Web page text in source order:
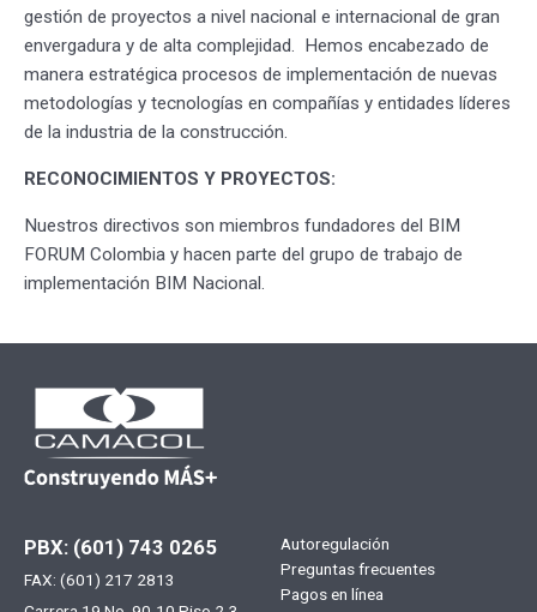
gestión de proyectos a nivel nacional e internacional de gran
envergadura y de alta complejidad. Hemos encabezado de
manera estratégica procesos de implementación de nuevas
metodologías y tecnologías en compañías y entidades líderes
de la industria de la construcción.
RECONOCIMIENTOS Y PROYECTOS:
Nuestros directivos son miembros fundadores del BIM
FORUM Colombia y hacen parte del grupo de trabajo de
implementación BIM Nacional.
PBX: (601) 743 0265
FAX: (601) 217 2813
Menú
footer
Autoregulación
Preguntas frecuentes
Pagos en línea